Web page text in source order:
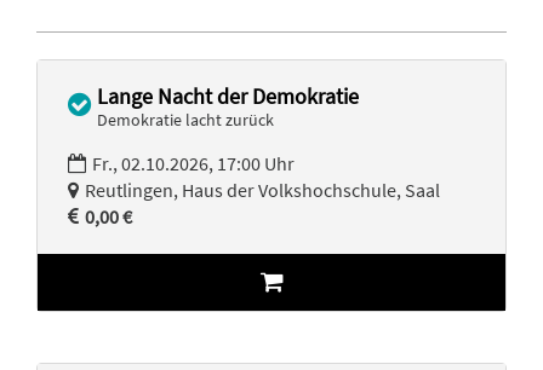
Lange Nacht der Demokratie
Demokratie lacht zurück
Fr., 02.10.2026, 17:00 Uhr
Reutlingen, Haus der Volkshochschule, Saal
0,00 €